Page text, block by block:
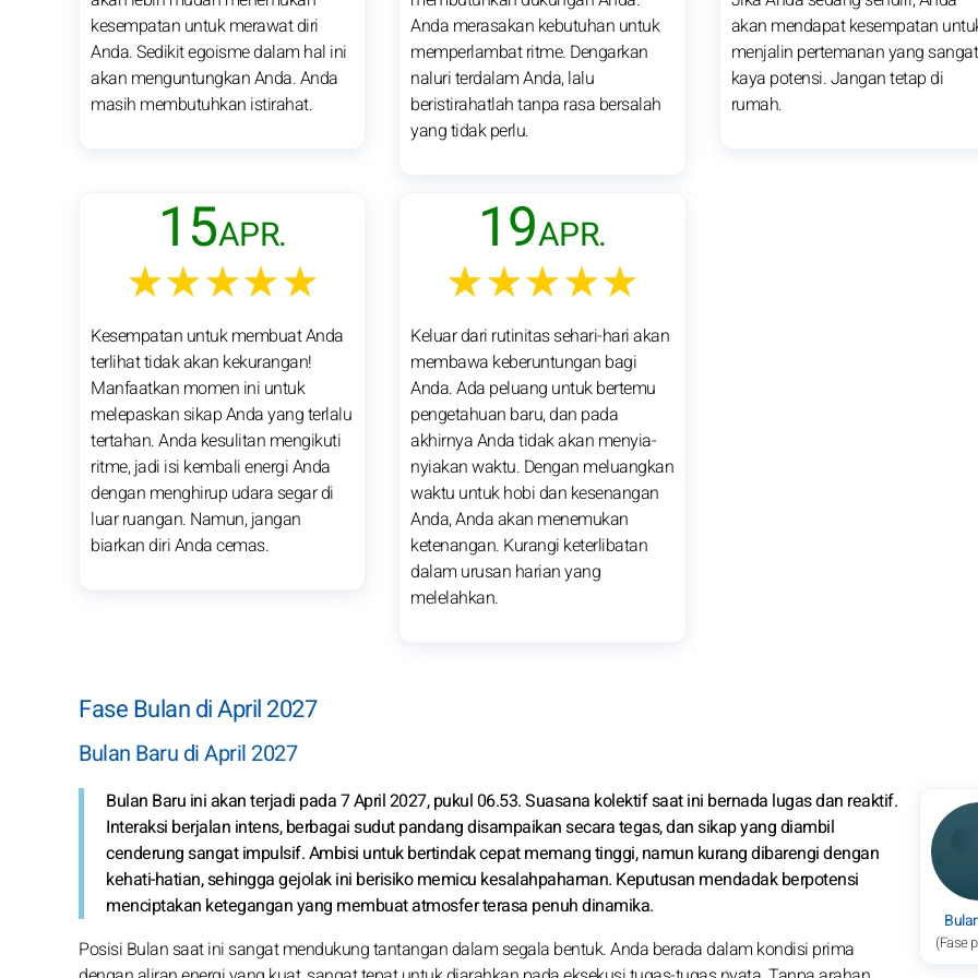
kesempatan untuk merawat diri
Anda. Sedikit egoisme dalam hal ini
akan menguntungkan Anda. Anda
masih membutuhkan istirahat.
Anda merasakan kebutuhan untuk
memperlambat ritme. Dengarkan
naluri terdalam Anda, lalu
beristirahatlah tanpa rasa bersalah
yang tidak perlu.
akan mendapat kesempatan
menjalin pertemanan yang sangat
kaya potensi. Jangan tetap di
rumah.
15APR.
★★★★★
Kesempatan untuk membuat Anda
terlihat tidak akan kekurangan!
Manfaatkan momen ini untuk
melepaskan sikap Anda yang terlalu
tertahan. Anda kesulitan mengikuti
ritme, jadi isi kembali energi Anda
dengan menghirup udara segar di
luar ruangan. Namun, jangan
biarkan diri Anda cemas.
19APR.
★★★★★
Keluar dari rutinitas sehari-hari akan
membawa keberuntungan bagi
Anda. Ada peluang untuk bertemu
pengetahuan baru, dan pada
akhirnya Anda tidak akan menyia-
nyiakan waktu. Dengan meluangkan
waktu untuk hobi dan kesenangan
Anda, Anda akan menemukan
ketenangan. Kurangi keterlibatan
dalam urusan harian yang
melelahkan.
Fase Bulan di April 2027
Bulan Baru di April 2027
(Fase
Bulan Baru ini akan terjadi pada 7 April 2027, pukul 06.53. Suasana kolektif saat ini bernada lugas dan reaktif.
Interaksi berjalan intens, berbagai sudut pandang disampaikan secara tegas, dan sikap yang diambil
cenderung sangat impulsif. Ambisi untuk bertindak cepat memang tinggi, namun kurang dibarengi dengan
kehati-hatian, sehingga gejolak ini berisiko memicu kesalahpahaman. Keputusan mendadak berpotensi
menciptakan ketegangan yang membuat atmosfer terasa penuh dinamika.
Posisi Bulan saat ini sangat mendukung tantangan dalam segala bentuk. Anda berada dalam kondisi prima